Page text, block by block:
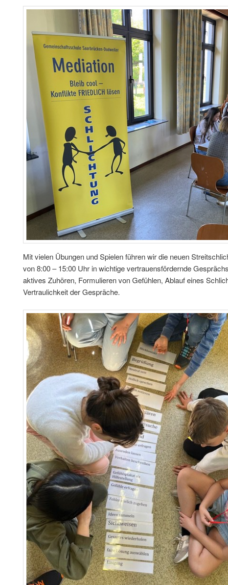
Mit vielen Übungen und Spielen führen wir die neuen
von 8:00 – 15:00 Uhr in wichtige vertrauensfördernde
aktives Zuhören, Formulieren von Gefühlen, Ablauf eines
Vertraulichkeit der Gespräche.